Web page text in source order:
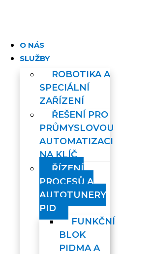
O NÁS
SLUŽBY
ROBOTIKA A
SPECIÁLNÍ
ZAŘÍZENÍ
ŘEŠENÍ PRO
PRŮMYSLOVOU
AUTOMATIZACI
NA KLÍČ
ŘÍZENÍ
PROCESŮ A
AUTOTUNERY
PID
FUNKČNÍ
BLOK
PIDMA A